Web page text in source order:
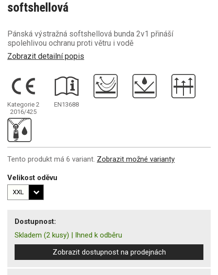
softshellová
Pánská výstražná softshellová bunda 2v1 přináší
spolehlivou ochranu proti větru i vodě
Zobrazit detailní popis
Kategorie 2
2016/425
EN13688
Tento produkt má 6 variant. Zobrazit možné varianty
Velikost oděvu
Dostupnost:
Skladem (2 kusy) | Ihned k odběru
Zobrazit dostupnost na prodejnách